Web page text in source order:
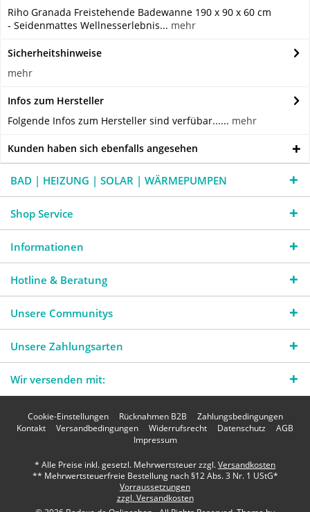
Riho Granada Freistehende Badewanne 190 x 90 x 60 cm
- Seidenmattes Wellnesserlebnis... mehr
Sicherheitshinweise
mehr
Infos zum Hersteller
Folgende Infos zum Hersteller sind verfübar...... mehr
Kunden haben sich ebenfalls angesehen
BAD | HEIZUNG | SOLAR | WÄRMEPUMPEN
Shop Service
Informationen
Hotline & Beratung
Unsere Communitys
Unsere Zahlungsarten
Wir versenden mit:
Cookie-Einstellungen Rücknahmen B2B
Zahlungsbedingungen
Kontakt
Versandbedingungen Widerrufsrecht Datenschutz
AGB
Impressum
* Alle Preise inkl. gesetzl. Mehrwertsteuer zzgl.Versandkosten
** Mehrwertsteuerfreie Bestellung nach §12 Abs. 3 Nr. 1 UStG*
Vorraussetzungen
zzgl. Versandkosten